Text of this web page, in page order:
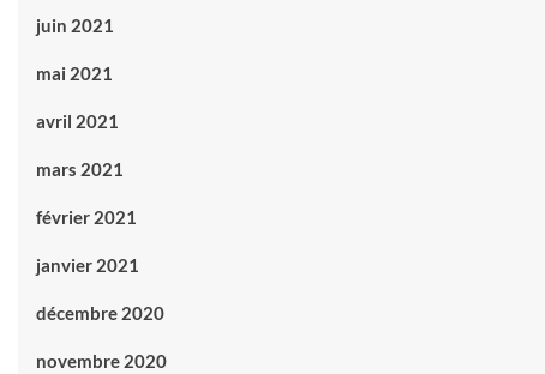
juin 2021
mai 2021
avril 2021
mars 2021
février 2021
janvier 2021
décembre 2020
novembre 2020